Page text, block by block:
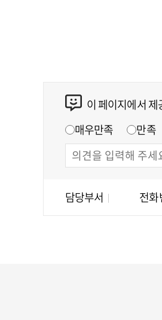
이 페이지에서
매우만족
만족
담당부서 전